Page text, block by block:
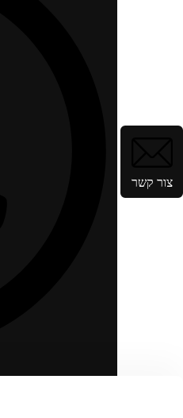
צור קשר